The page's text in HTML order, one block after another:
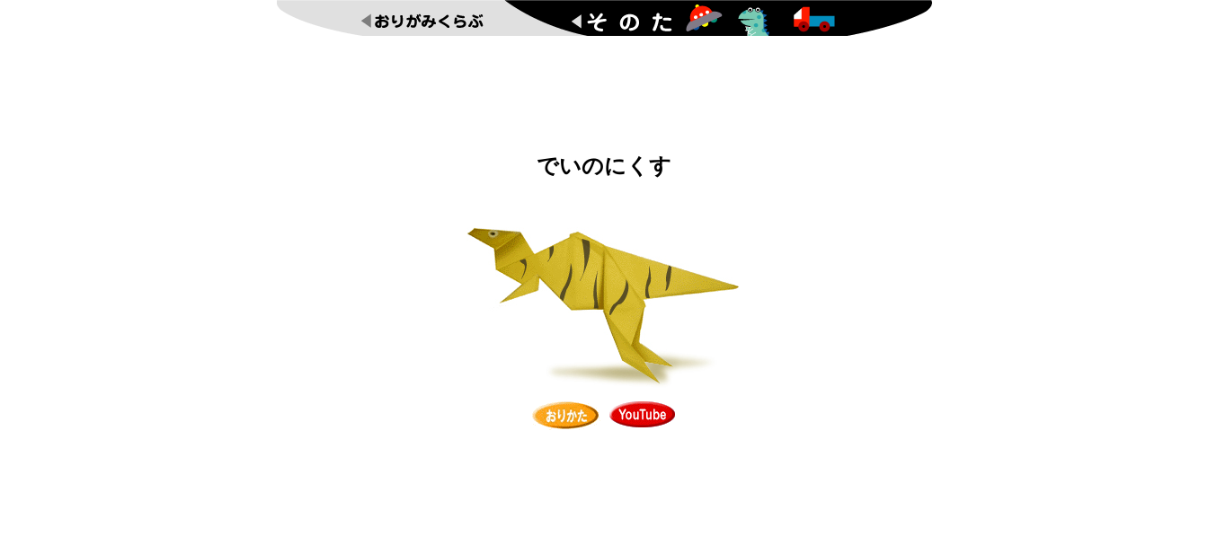
でいのにくす